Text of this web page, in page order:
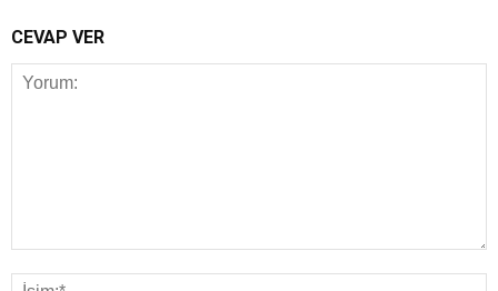
CEVAP VER